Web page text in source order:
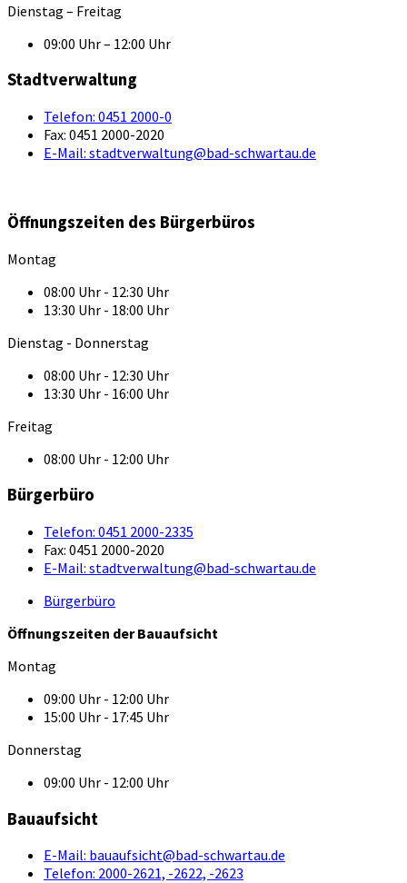
Dienstag – Freitag
09:00 Uhr – 12:00 Uhr
Stadtverwaltung
Telefon: 0451 2000-0
Fax: 0451 2000-2020
E-Mail: stadtverwaltung@bad-schwartau.de
Öffnungszeiten des Bürgerbüros
Montag
08:00 Uhr - 12:30 Uhr
13:30 Uhr - 18:00 Uhr
Dienstag - Donnerstag
08:00 Uhr - 12:30 Uhr
13:30 Uhr - 16:00 Uhr
Freitag
08:00 Uhr - 12:00 Uhr
Bürgerbüro
Telefon: 0451 2000-2335
Fax: 0451 2000-2020
E-Mail: stadtverwaltung@bad-schwartau.de
Bürgerbüro
Öffnungszeiten der Bauaufsicht
Montag
09:00 Uhr - 12:00 Uhr
15:00 Uhr - 17:45 Uhr
Donnerstag
09:00 Uhr - 12:00 Uhr
Bauaufsicht
E-Mail: bauaufsicht@bad-schwartau.de
Telefon: 2000-2621, -2622, -2623